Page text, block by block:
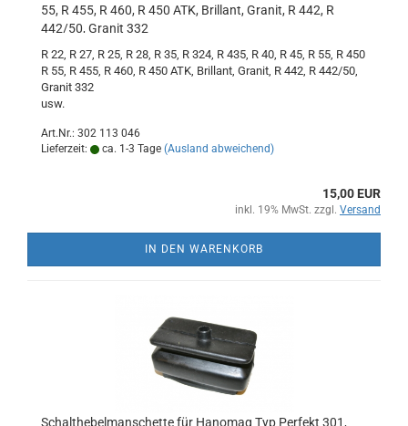
55, R 455, R 460, R 450 ATK, Brillant, Granit, R 442, R
442/50, Granit 332
R 22, R 27, R 25, R 28, R 35, R 324, R 435, R 40, R 45, R 55, R 450
R 55, R 455, R 460, R 450 ATK, Brillant, Granit, R 442, R 442/50,
Granit 332
usw.
Art.Nr.: 302 113 046
Lieferzeit:
ca. 1-3 Tage (Ausland abweichend)
15,00 EUR
inkl. 19% MwSt. zzgl. Versand
IN DEN WARENKORB
Schalthebelmanschette für Hanomag Typ Perfekt 301,